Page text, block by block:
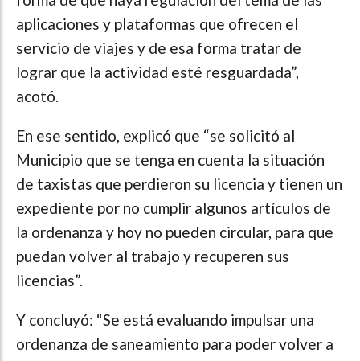
aplicaciones y plataformas que ofrecen el
servicio de viajes y de esa forma tratar de
lograr que la actividad esté resguardada”,
acotó.
En ese sentido, explicó que “se solicitó al
Municipio que se tenga en cuenta la situación
de taxistas que perdieron su licencia y tienen un
expediente por no cumplir algunos artículos de
la ordenanza y hoy no pueden circular, para que
puedan volver al trabajo y recuperen sus
licencias”.
Y concluyó: “Se está evaluando impulsar una
ordenanza de saneamiento para poder volver a